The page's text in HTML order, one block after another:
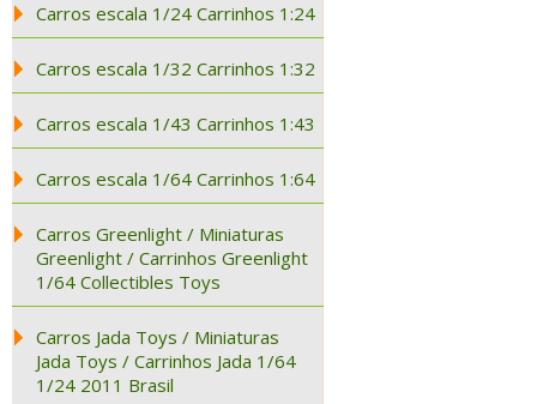
Carros escala 1/24 Carrinhos 1:24
Carros escala 1/32 Carrinhos 1:32
Carros escala 1/43 Carrinhos 1:43
Carros escala 1/64 Carrinhos 1:64
Carros Greenlight / Miniaturas
Greenlight / Carrinhos Greenlight
1/64 Collectibles Toys
Carros Jada Toys / Miniaturas
Jada Toys / Carrinhos Jada 1/64
1/24 2011 Brasil